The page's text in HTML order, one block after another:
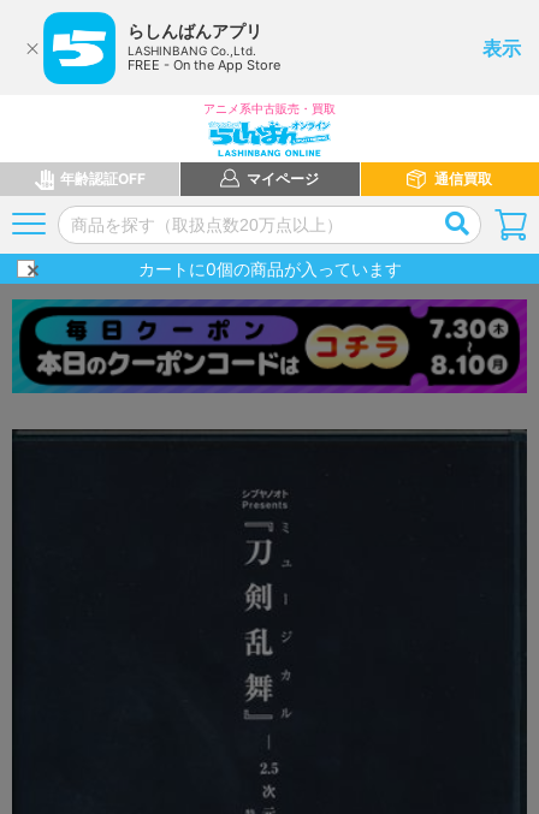
らしんばんアプリ
LASHINBANG Co.,Ltd.
FREE - On the App Store
表示
アニメ系中古販売・買取
年齢認証OFF マイページ 通信買取
カートに0個の商品が入っています